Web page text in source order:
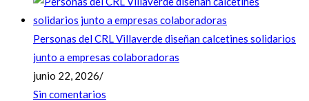
Personas del CRL Villaverde diseñan calcetines solidarios
junto a empresas colaboradoras
junio 22, 2026/
Sin comentarios